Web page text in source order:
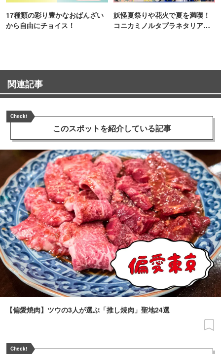
17種類の彩り豊かなおばんざい
から自由にチョイス！
妖怪夏祭りや花火で夏を満喫！
コニカミノルタプラネタリア
関連記事
Check!
このスポットを紹介している記事
【偏愛焼肉】ツウの3人が選ぶ「推し焼肉」聖地24選
Check!